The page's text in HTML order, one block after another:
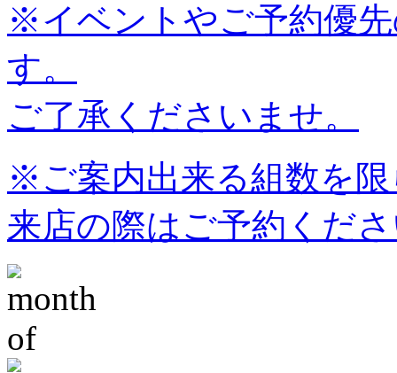
※イベントやご予約優
す。
ご了承くださいませ。
※ご案内出来る組数を
来店の際はご予約くだ